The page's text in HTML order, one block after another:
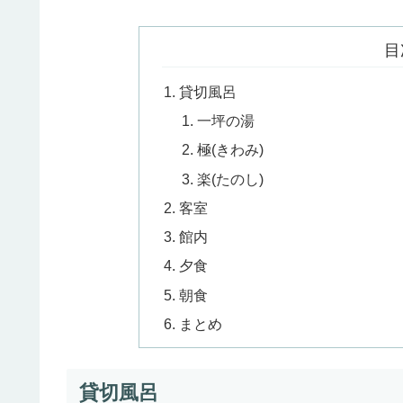
貸切風呂
一坪の湯
極(きわみ)
楽(たのし)
客室
館内
夕食
朝食
まとめ
貸切風呂